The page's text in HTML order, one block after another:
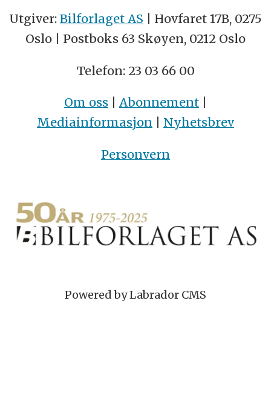
Utgiver: Bilforlaget AS | Hovfaret 17B, 0275
Oslo | Postboks 63 Skøyen, 0212 Oslo
Telefon: 23 03 66 00
Om oss Abonnement
Mediainformasjon
Nyhetsbrev
Personvern
Powered by Labrador CMS